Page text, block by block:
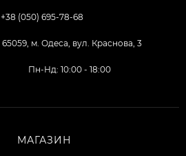
+38 (050) 695-78-68
65059, м. Одеса, вул. Краснова, 3
Пн-Нд: 10:00 - 18:00
МАГАЗИН